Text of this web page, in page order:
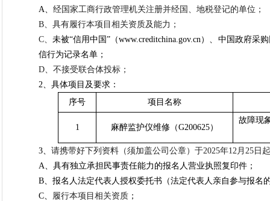
A、 经国家工商行政管理机关注册并经国、地税登记的单位；
B、具有履行本项目相关资质及能力；
C、未被“信用中国”（www.creditchina.gov.cn）、中国政府
信行为记录名单；
D、不接受联合体投标；
2、 具体项目及要求：
序号
项目名称
1 麻醉监护仪维修（G200625）
故障现
3、 请携带好下列资料（须加盖公司公章）于2025年12月 25 日起
A、具有独立承担民事责任能力的报名人营业执照复印件；
B、报名人法定代表人授权委托书（法定代表人亲自参与报名
C、 履行本项目相关资质 ；